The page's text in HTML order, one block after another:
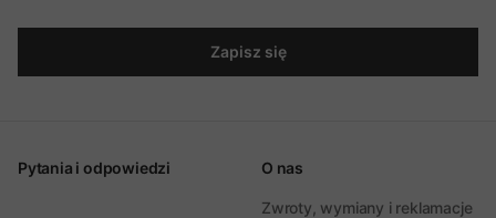
Zapisz się
Pytania i odpowiedzi O nas
Zwroty, wymiany i reklamacje